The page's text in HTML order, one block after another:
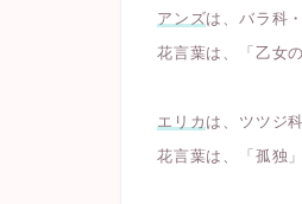
アンズは、バラ科
花言葉は、「乙女
エリカ は、ツツジ
花言葉は、「孤独